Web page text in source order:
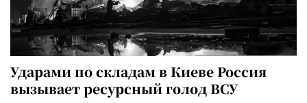
Ударами по складам в Киеве Россия
вызывает ресурсный голод ВСУ